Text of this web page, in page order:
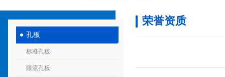
孔板
标准孔板
限流孔板
荣誉资质